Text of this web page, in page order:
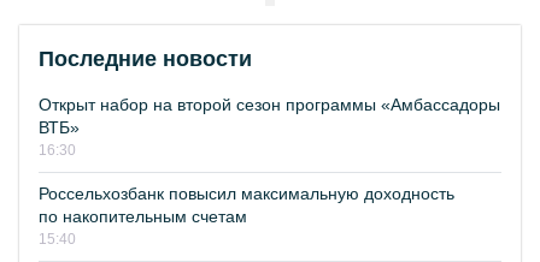
Последние новости
Открыт набор на второй сезон программы «Амбассадоры
ВТБ»
16:30
Россельхозбанк повысил максимальную доходность
по накопительным счетам
15:40